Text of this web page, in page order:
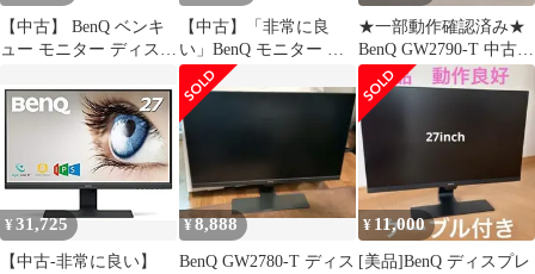
【中古】 BenQ ベンキ
ュー モニター ディスプ
チ WQHD IPS
DisplayPort HDMI DVI
【中古】「非常に良
い」BenQ モニター デ
ィスプレイ GW2765HT
27イン
チ/WQHD/IPS/DisplayPo
rtHDMIDVIVGA端子
★一部動作確認済み★
BenQ GW2790-T 中古
液晶モニター (RM1734)
¥31,725
【中古-非常に良い】
¥8,888
BenQ GW2780-T ディス
¥ 11,000
[美品]BenQ ディスプレ